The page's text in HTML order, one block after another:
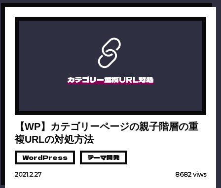
カテゴリー重複URL対処
【WP】カテゴリーページの親子階層の重
複URLの対処方法
WordPress テーマ開発
2021.2.27 8682 viws